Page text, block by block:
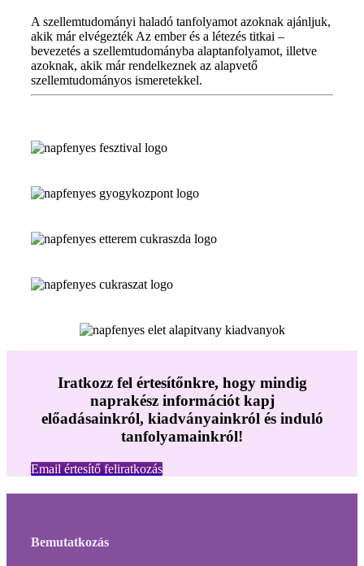
A szellemtudományi haladó tanfolyamot azoknak ajánljuk,
akik már elvégezték Az ember és a létezés titkai –
bevezetés a szellemtudományba alaptanfolyamot, illetve
azoknak, akik már rendelkeznek az alapvető
szellemtudományos ismeretekkel.
Iratkozz fel értesítőnkre, hogy mindig
naprakész információt kapj
előadásainkról, kiadványainkról és induló
tanfolyamainkról!
Email értesítő feliratkozás
Bemutatkozás